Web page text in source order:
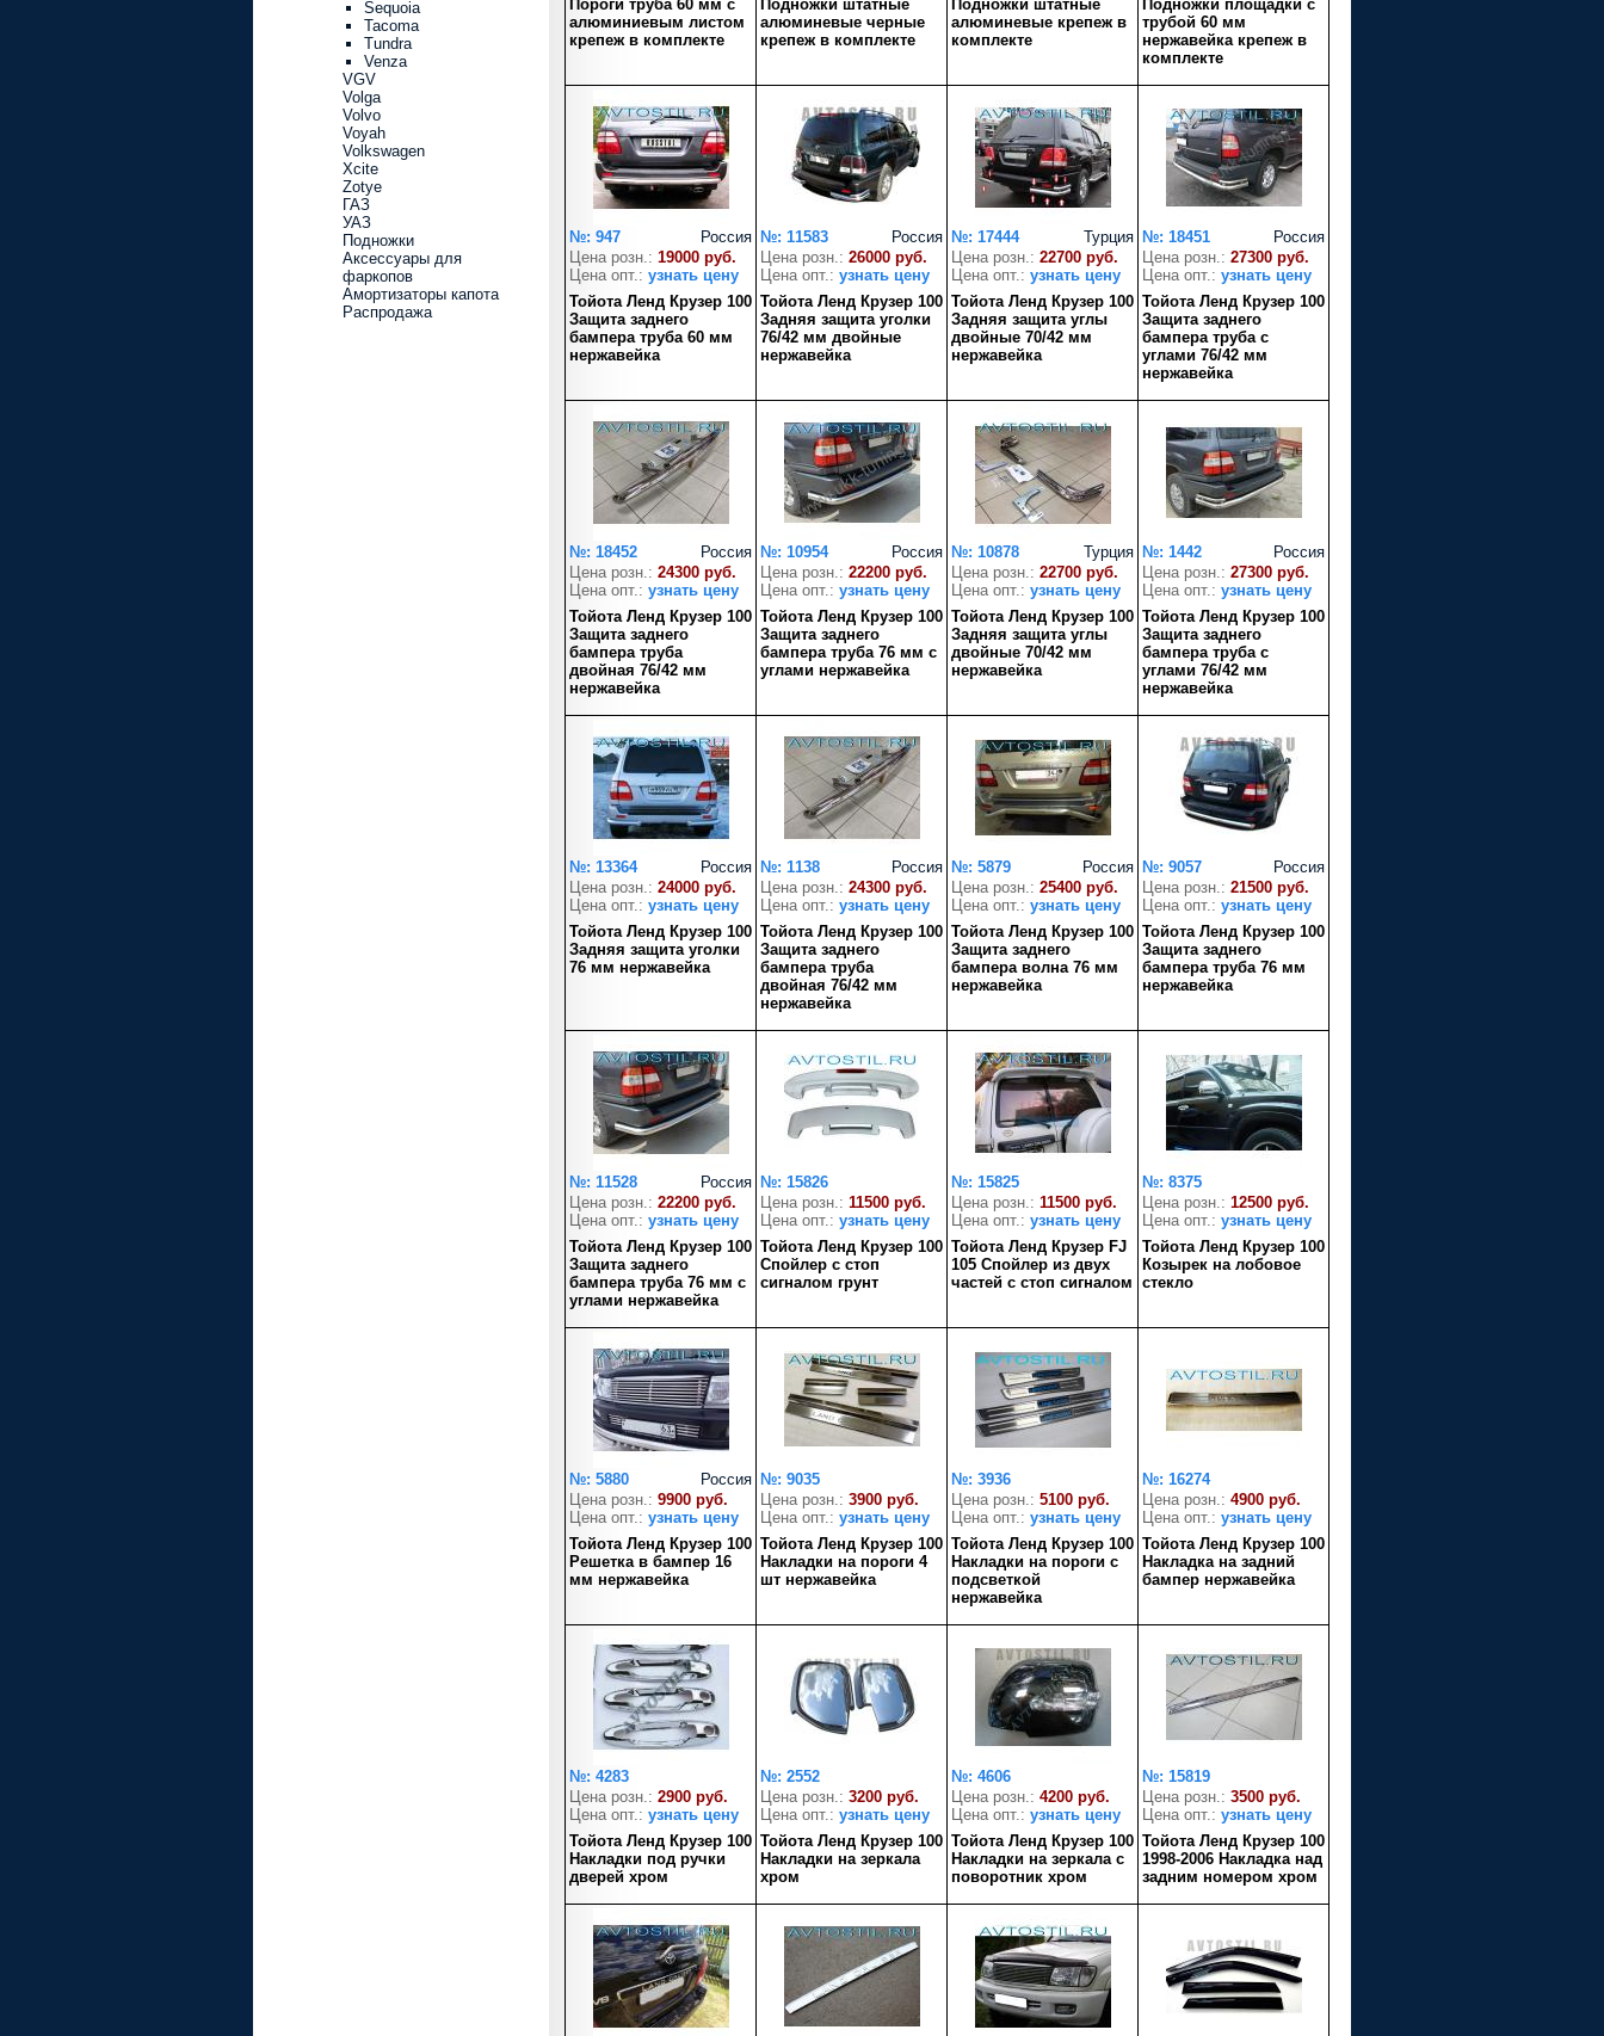
Пороги труба 60 мм с
алюминиевым листом
крепеж в комплекте
Подножки штатные
алюминевые черные
крепеж в комплекте
Подножки штатные
алюминевые крепеж в
комплекте
Подножки площадки с
трубой 60 мм
нержавейка крепеж в
комплекте
Россия
№: 947
Цена розн.: 19000 руб.
Цена опт.: узнать цену
Тойота Ленд Крузер 100
Защита заднего
бампера труба 60 мм
нержавейка
Россия
№: 11583
Цена розн.: 26000 руб.
Цена опт.: узнать цену
Тойота Ленд Крузер 100
Задняя защита уголки
76/42 мм двойные
нержавейка
Турция
№: 17444
Цена розн.: 22700 руб.
Цена опт.: узнать цену
Тойота Ленд Крузер 100
Задняя защита углы
двойные 70/42 мм
нержавейка
Россия
№: 18451
Цена розн.: 27300 руб.
Цена опт.: узнать цену
Тойота Ленд Крузер 100
Защита заднего
бампера труба с
углами 76/42 мм
нержавейка
Россия
№: 18452
Цена розн.: 24300 руб.
Цена опт.: узнать цену
Тойота Ленд Крузер 100
Защита заднего
бампера труба
двойная 76/42 мм
нержавейка
Россия
№: 10954
Цена розн.: 22200 руб.
Цена опт.: узнать цену
Тойота Ленд Крузер 100
Защита заднего
бампера труба 76 мм с
углами нержавейка
Турция
№: 10878
Цена розн.: 22700 руб.
Цена опт.: узнать цену
Тойота Ленд Крузер 100
Задняя защита углы
двойные 70/42 мм
нержавейка
Россия
№: 1442
Цена розн.: 27300 руб.
Цена опт.: узнать цену
Тойота Ленд Крузер 100
Защита заднего
бампера труба с
углами 76/42 мм
нержавейка
Россия
№: 13364
Цена розн.: 24000 руб.
Цена опт.: узнать цену
Тойота Ленд Крузер 100
Задняя защита уголки
76 мм нержавейка
Россия
№: 1138
Цена розн.: 24300 руб.
Цена опт.: узнать цену
Тойота Ленд Крузер 100
Защита заднего
бампера труба
двойная 76/42 мм
нержавейка
Россия
№: 5879
Цена розн.: 25400 руб.
Цена опт.: узнать цену
Тойота Ленд Крузер 100
Защита заднего
бампера волна 76 мм
нержавейка
Россия
№: 9057
Цена розн.: 21500 руб.
Цена опт.: узнать цену
Тойота Ленд Крузер 100
Защита заднего
бампера труба 76 мм
нержавейка
Россия
№: 11528
Цена розн.: 22200 руб.
Цена опт.: узнать цену
Тойота Ленд Крузер 100
Защита заднего
бампера труба 76 мм с
углами нержавейка
№: 15826
Цена розн.: 11500 руб.
Цена опт.: узнать цену
Тойота Ленд Крузер 100
Спойлер с стоп
сигналом грунт
№: 15825
Цена розн.: 11500 руб.
Цена опт.: узнать цену
Тойота Ленд Крузер FJ
105 Спойлер из двух
частей с стоп сигналом
№: 8375
Цена розн.: 12500 руб.
Цена опт.: узнать цену
Тойота Ленд Крузер 100
Козырек на лобовое
стекло
Россия
№: 5880
Цена розн.: 9900 руб.
Цена опт.: узнать цену
Тойота Ленд Крузер 100
Решетка в бампер 16
мм нержавейка
№: 9035
Цена розн.: 3900 руб.
Цена опт.: узнать цену
Тойота Ленд Крузер 100
Накладки на пороги 4
шт нержавейка
№: 3936
Цена розн.: 5100 руб.
Цена опт.: узнать цену
Тойота Ленд Крузер 100
Накладки на пороги с
подсветкой
нержавейка
№: 16274
Цена розн.: 4900 руб.
Цена опт.: узнать цену
Тойота Ленд Крузер 100
Накладка на задний
бампер нержавейка
№: 4283
Цена розн.: 2900 руб.
Цена опт.: узнать цену
Тойота Ленд Крузер 100
Накладки под ручки
дверей хром
№: 2552
Цена розн.: 3200 руб.
Цена опт.: узнать цену
Тойота Ленд Крузер 100
Накладки на зеркала
хром
№: 4606
Цена розн.: 4200 руб.
Цена опт.: узнать цену
Тойота Ленд Крузер 100
Накладки на зеркала с
поворотник хром
№: 15819
Цена розн.: 3500 руб.
Цена опт.: узнать цену
Тойота Ленд Крузер 100
1998-2006 Накладка над
задним номером хром
Sequoia
Tacoma
Tundra
Venza
VGV
Volga
Volvo
Voyah
Volkswagen
Xcite
Zotye
ГАЗ
УАЗ
Подножки
Аксессуары для
фаркопов
Амортизаторы капота
Распродажа